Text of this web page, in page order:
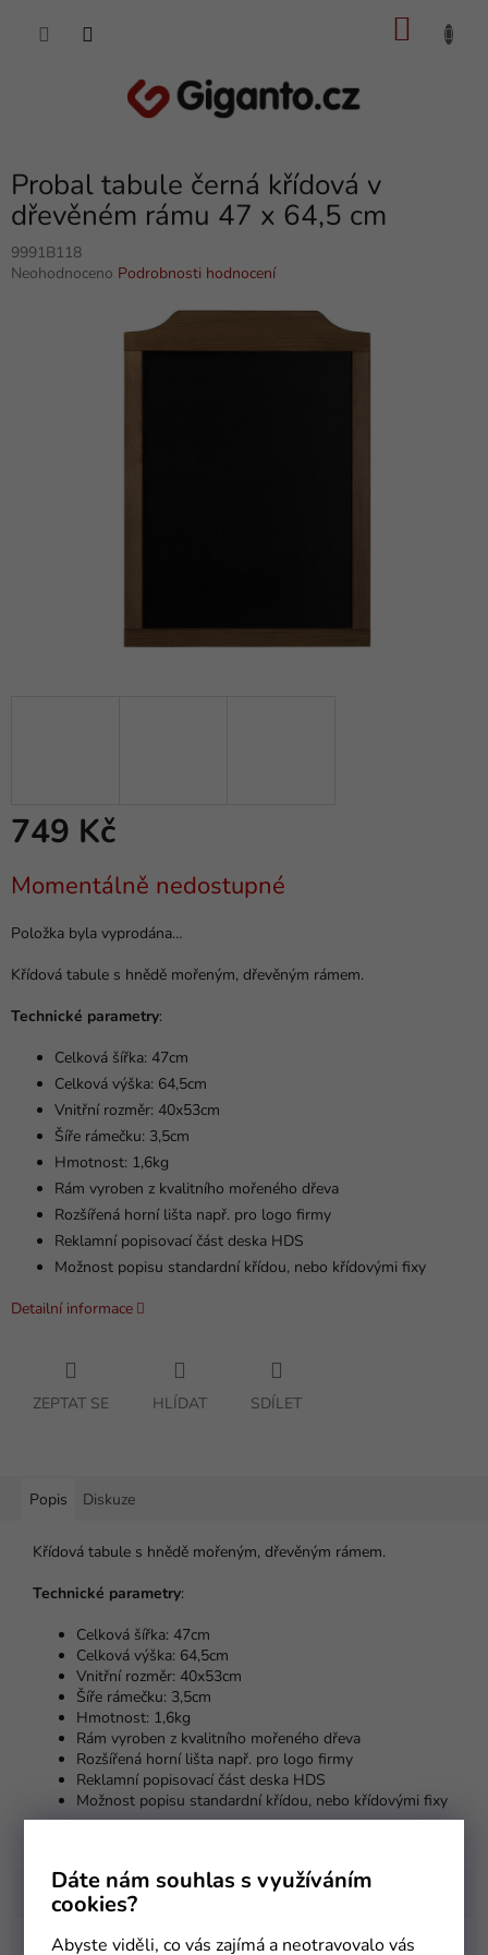
Dáte nám souhlas s využíváním
cookies?
Abyste viděli, co vás zajímá a neotravovalo vás
Probal tabule černá křídová v
dřevěném rámu 47 x 64,5 cm
9991B118
Průměrné
Neohodnoceno Podrobnosti hodnocení
749 Kč
cena:
Momentálně nedostupné
Položka byla vyprodána…
Křídová tabule s hnědě mořeným, dřevěným rámem.
Technické parametry:
Celková šířka: 47cm
Celková výška: 64,5cm
Vnitřní rozměr: 40x53cm
Šíře rámečku: 3,5cm
Hmotnost: 1,6kg
Rám vyroben z kvalitního mořeného dřeva
Rozšířená horní lišta např. pro logo firmy
Reklamní popisovací část deska HDS
Možnost popisu standardní křídou, nebo křídovými fixy
Detailní informace
ZEPTAT SE HLÍDAT SDÍLET
Popis Diskuze
Křídová tabule s hnědě mořeným, dřevěným rámem.
Technické parametry:
Celková šířka: 47cm
Celková výška: 64,5cm
Vnitřní rozměr: 40x53cm
Šíře rámečku: 3,5cm
Hmotnost: 1,6kg
Rám vyroben z kvalitního mořeného dřeva
Rozšířená horní lišta např. pro logo firmy
Reklamní popisovací část deska HDS
Možnost popisu standardní křídou, nebo křídovými fixy